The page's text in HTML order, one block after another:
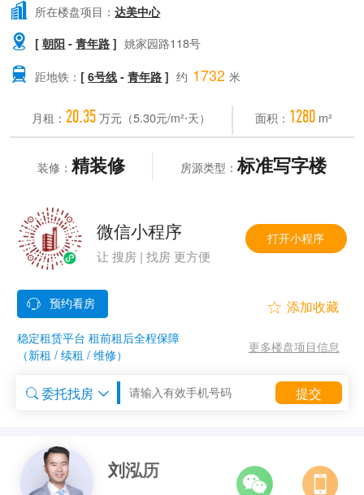

 所在楼盘项目：达美中心
 [朝阳 -青年路 ] 姚家园路118号
 距地铁： [6号线 -青年路 ] 约 1732 米
月租： 20.35 万元（5.30元/m²⋅天） 面积： 1280 m²
装修： 精装修 房源类型：标准写字楼
微信小程序
让 搜房 | 找房 更方便
打开小程序
稳定租赁平台 租前租后全程保障
（新租 / 续租 / 维修）

更多楼盘项目信息
 委托找房  提交
刘泓历